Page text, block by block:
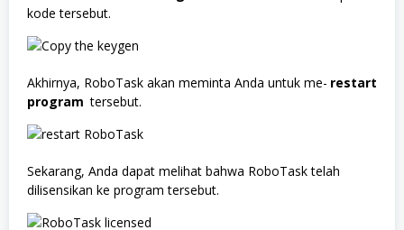
kode tersebut.
Akhirnya, RoboTask akan meminta Anda untuk me- restart
program tersebut.
Sekarang, Anda dapat melihat bahwa RoboTask telah
dilisensikan ke program tersebut.